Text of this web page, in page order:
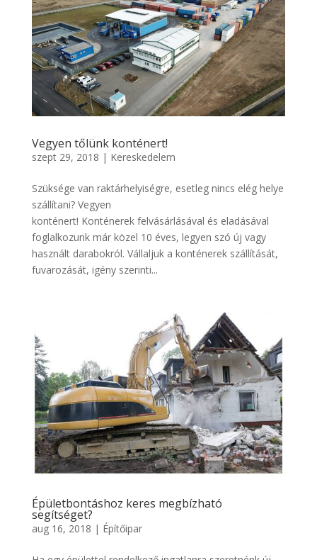
Vegyen tőlünk konténert!
szept 29, 2018 | Kereskedelem
Szüksége van raktárhelyiségre, esetleg nincs elég helye
szállítani? Vegyen
konténert! Konténerek felvásárlásával és eladásával
foglalkozunk már közel 10 éves, legyen szó új vagy
használt darabokról. Vállaljuk a konténerek szállítását,
fuvarozását, igény szerinti...
Épületbontáshoz keres megbízható
segítséget?
aug 16, 2018 | Építőipar